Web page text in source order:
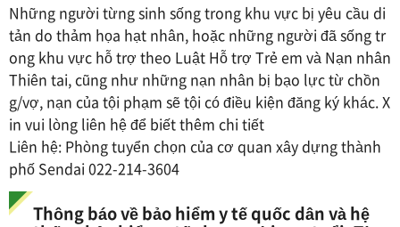
Những người từng sinh sống trong khu vực bị yêu cầu di
tản do thảm họa hạt nhân, hoặc những người đã sống tr
ong khu vực hỗ trợ theo Luật Hỗ trợ Trẻ em và Nạn nhân
Thiên tai, cũng như những nạn nhân bị bạo lực từ chồn
g/vợ, nạn của tội phạm sẽ tội có điều kiện đăng ký khác. X
in vui lòng liên hệ để biết thêm chi tiết
Liên hệ: Phòng tuyển chọn của cơ quan xây dựng thành
phố Sendai 022-214-3604
Thông báo về bảo hiểm y tế quốc dân và hệ